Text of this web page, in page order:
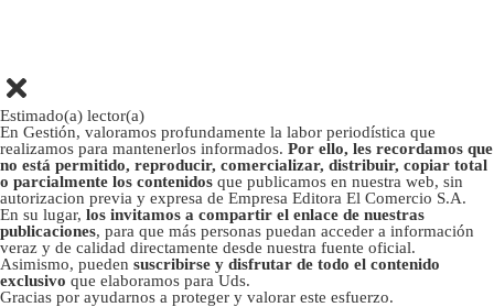
Estimado(a) lector(a)
En Gestión, valoramos profundamente la labor periodística que
realizamos para mantenerlos informados. Por ello, les recordamos que
no está permitido, reproducir, comercializar, distribuir, copiar total
o parcialmente los contenidos que publicamos en nuestra web, sin
autorizacion previa y expresa de Empresa Editora El Comercio S.A.
En su lugar, los invitamos a compartir el enlace de nuestras
publicaciones, para que más personas puedan acceder a información
veraz y de calidad directamente desde nuestra fuente oficial.
Asimismo, pueden suscribirse y disfrutar de todo el contenido
exclusivo que elaboramos para Uds.
Gracias por ayudarnos a proteger y valorar este esfuerzo.